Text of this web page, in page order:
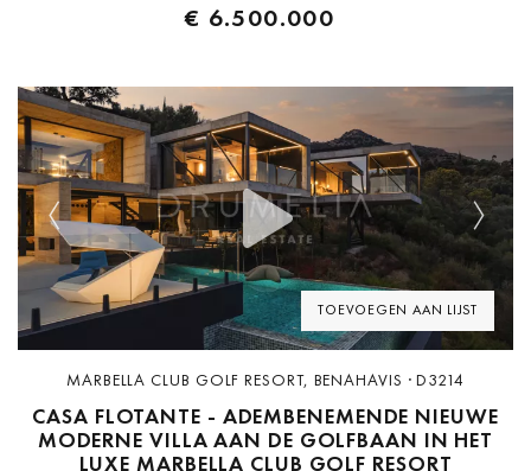
€ 6.500.000
TOEVOEGEN AAN LIJST
Previous Next
MARBELLA CLUB GOLF RESORT, BENAHAVIS · D3214
CASA FLOTANTE - ADEMBENEMENDE NIEUWE
MODERNE VILLA AAN DE GOLFBAAN IN HET
LUXE MARBELLA CLUB GOLF RESORT